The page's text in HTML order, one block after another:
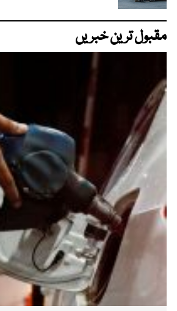
مقبول ترین خبریں